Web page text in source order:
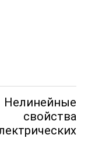
свойства